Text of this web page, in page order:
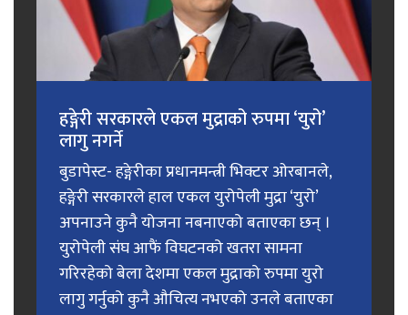
हङ्गेरी सरकारले एकल मुद्राको रुपमा ‘युरो’
लागु नगर्ने
बुडापेस्ट- हङ्गेरीका प्रधानमन्त्री भिक्टर ओरबानले,
हङ्गेरी सरकारले हाल एकल युरोपेली मुद्रा ‘युरो’
अपनाउने कुनै योजना नबनाएको बताएका छन् ।
युरोपेली संघ आफैं विघटनको खतरा सामना
गरिरहेको बेला देशमा एकल मुद्राको रुपमा युरो
लागु गर्नुको कुनै औचित्य नभएको उनले बताएका